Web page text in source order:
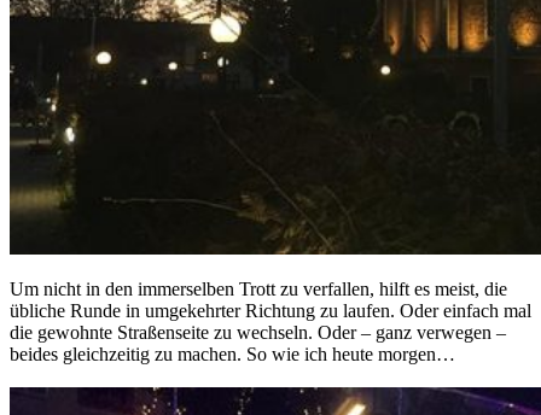
Um nicht in den immerselben Trott zu verfallen, hilft es meist, die
übliche Runde in umgekehrter Richtung zu laufen. Oder einfach mal
die gewohnte Straßenseite zu wechseln. Oder – ganz verwegen –
beides gleichzeitig zu machen. So wie ich heute morgen…